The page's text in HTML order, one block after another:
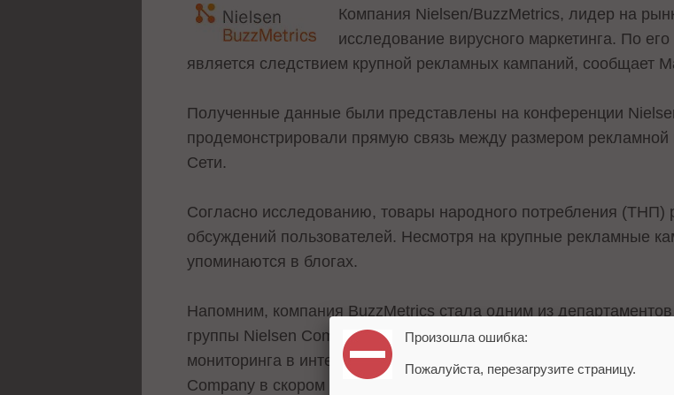
Компания Nielsen/BuzzMetrics, лидер на
исследование вирусного маркетинга. По
является следствием крупной рекламных кампаний, сообщает
Полученные данные были представлены на конференции
продемонстрировали прямую связь между размером рекламной
Сети.
Согласно исследованию, товары народного потребления (ТНП)
обсуждений пользователей. Несмотря на крупные рекламные
упоминаются в блогах.
Напомним, компания BuzzMetrics стала одним из департаментов
группы Nielsen Company в мая этого года. BuzzMetrics,
мониторинга в интернете, начала сотрудничать с Nielsen в
Company в скором времени завладеет аналитической
Произошла ошибка:
Пожалуйста, перезагрузите страницу.